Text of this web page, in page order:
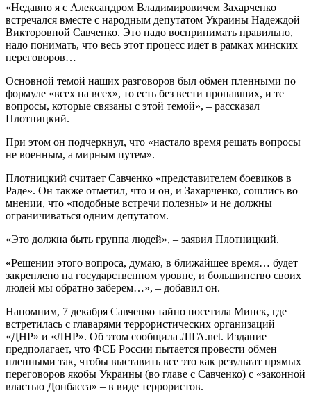
«Недавно я с Александром Владимировичем Захарченко
встречался вместе с народным депутатом Украины Надеждой
Викторовной Савченко. Это надо воспринимать правильно,
надо понимать, что весь этот процесс идет в рамках минских
переговоров…
Основной темой наших разговоров был обмен пленными по
формуле «всех на всех», то есть без вести пропавших, и те
вопросы, которые связаны с этой темой», – рассказал
Плотницкий.
При этом он подчеркнул, что «настало время решать вопросы
не военным, а мирным путем».
Плотницкий считает Савченко «представителем боевиков в
Раде». Он также отметил, что и он, и Захарченко, сошлись во
мнении, что «подобные встречи полезны» и не должны
ограничиваться одним депутатом.
«Это должна быть группа людей», – заявил Плотницкий.
«Решении этого вопроса, думаю, в ближайшее время… будет
закреплено на государственном уровне, и большинство своих
людей мы обратно заберем…», – добавил он.
Напомним, 7 декабря Савченко тайно посетила Минск, где
встретилась с главарями террористических организаций
«ДНР» и «ЛНР». Об этом сообщила ЛІГА.net. Издание
предполагает, что ФСБ России пытается провести обмен
пленными так, чтобы выставить все это как результат прямых
переговоров якобы Украины (во главе с Савченко) с «законной
властью Донбасса» – в виде террористов.